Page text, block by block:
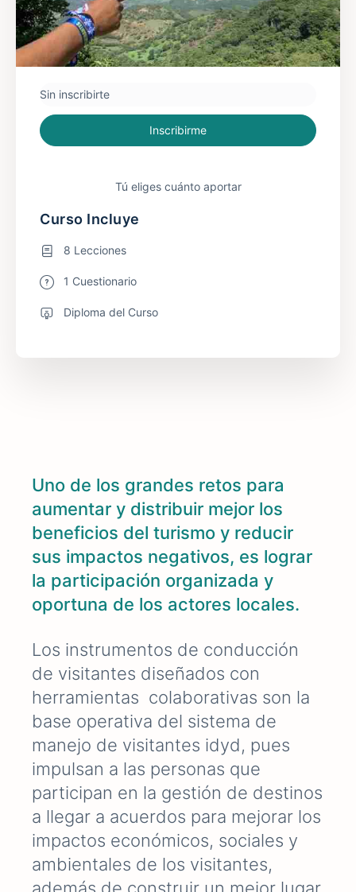
Uno de los grandes retos para
aumentar y distribuir mejor los
beneficios del turismo y reducir
sus impactos negativos, es lograr
la participación organizada y
oportuna de los actores locales.
Los instrumentos de conducción
de visitantes diseñados con
herramientas colaborativas son la
base operativa del sistema de
manejo de visitantes idyd, pues
impulsan a las personas que
participan en la gestión de destinos
a llegar a acuerdos para mejorar los
impactos económicos, sociales y
ambientales de los visitantes,
además de construir un mejor lugar
Sin inscribirte
Inscribirme
Tú eliges cuánto aportar
Curso Incluye
8 Lecciones
1 Cuestionario
Diploma del Curso